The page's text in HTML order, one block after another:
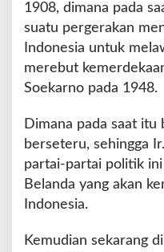
1908, dimana pada
suatu pergerakan
Indonesia untuk
merebut
Soekarno pada 1948.
Dimana pada saat
berseteru, sehingga
partai-partai politik
Belanda yang akan
Indonesia.
Kemudian sekarang